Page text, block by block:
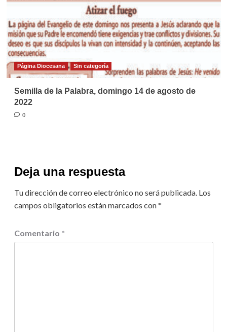
Página Diocesana Sin categoría
Semilla de la Palabra, domingo 14 de agosto de
2022
0
Deja una respuesta
Tu dirección de correo electrónico no será publicada. Los
campos obligatorios están marcados con*
Comentario *